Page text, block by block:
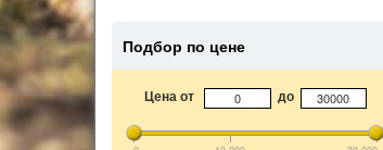
Подбор по цене
Цена от до